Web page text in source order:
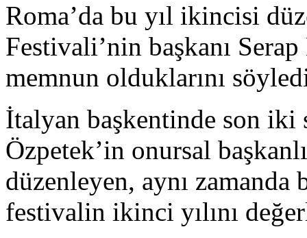
Roma’da bu yıl ikincisi
Festivali’nin başkanı
memnun olduklarını
İtalyan başkentinde son iki
Özpetek’in onursal
düzenleyen, aynı zamanda
festivalin ikinci yılını